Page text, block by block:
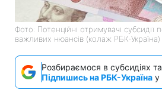
Фото: Потенційні отримувачі субсидії
важливих нюансів (колаж РБК-Україна)
Розбираємося в субсидіях
Підпишись на РБК-Україна у